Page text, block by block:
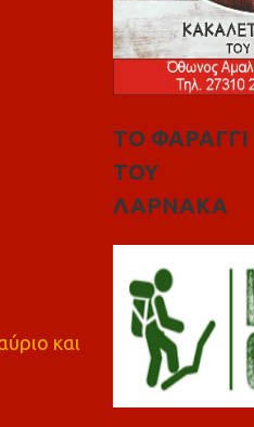
και
ΤΟ ΦΑΡΑΓΓΙ
ΤΟΥ
ΛΑΡΝΑΚΑ